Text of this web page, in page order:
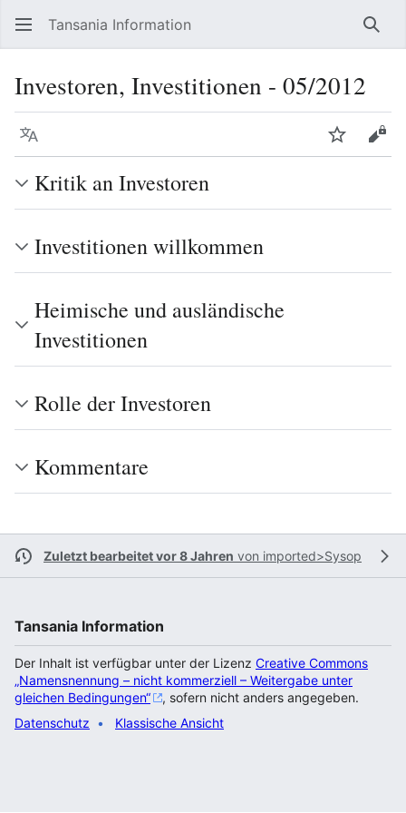
Tansania Information
Investoren, Investitionen - 05/2012
Sprache
Kritik an Investoren
Investitionen willkommen
Heimische und ausländische
Investitionen
Rolle der Investoren
Kommentare
Zuletzt bearbeitet vor 8 Jahren von imported>Sysop
Tansania Information
Der Inhalt ist verfügbar unter der Lizenz Creative Commons
„Namensnennung – nicht kommerziell – Weitergabe unter
gleichen Bedingungen“
, sofern nicht anders angegeben.
Datenschutz
Klassische Ansicht